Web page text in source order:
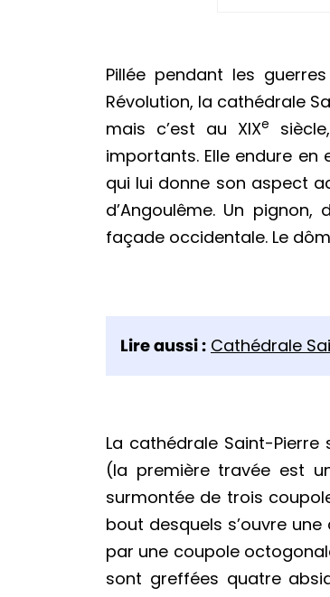
Pillée pendant les
Révolution, la cathédrale
mais c’est au XIXe
importants. Elle endure
qui lui donne son aspect
d’Angoulême. Un
façade occidentale. Le
Lire aussi : Cathédrale
La cathédrale Saint-
(la première travée est
surmontée de trois
bout desquels s’ouvre
par une coupole
sont greffées quatre